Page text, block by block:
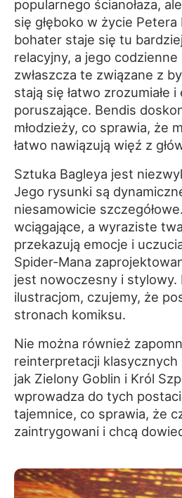
popularnego ścianołaza,
się głęboko w życie Petera
bohater staje się tu
relacyjny, a jego codzienne
zwłaszcza te związane z
stają się łatwo zrozumiałe
poruszające. Bendis
młodzieży, co sprawia, że
łatwo nawiązują więź z
Sztuka Bagleya jest
Jego rysunki są
niesamowicie
wciągające, a wyraziste
przekazują emocje i
Spider-Mana
jest nowoczesny i stylowy.
ilustracjom, czujemy, że
stronach komiksu.
Nie można również
reinterpretacji klasycznych
jak Zielony Goblin i Król
wprowadza do tych
tajemnice, co sprawia, że
zaintrygowani i chcą